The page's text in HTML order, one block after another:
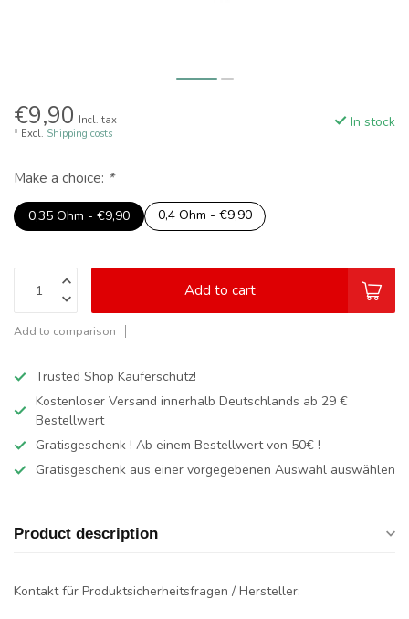
€9,90 Incl. tax
* Excl. Shipping costs
In stock
Make a choice: *
0,35 Ohm - €9,90 0,4 Ohm - €9,90
Add to cart
Add to comparison
Trusted Shop Käuferschutz!
Kostenloser Versand innerhalb Deutschlands ab 29 €
Bestellwert
Gratisgeschenk ! Ab einem Bestellwert von 50€ !
Gratisgeschenk aus einer vorgegebenen Auswahl auswählen
Product description
Kontakt für Produktsicherheitsfragen / Hersteller: